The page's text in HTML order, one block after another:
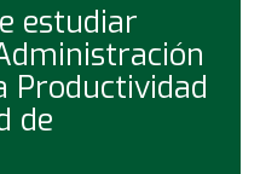
estudiar
Productividad
de